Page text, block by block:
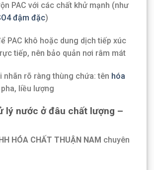
PAC với các chất khử mạnh (như
đậm đặc)
PAC khô hoặc dung dịch tiếp xúc
tiếp, nên bảo quản nơi râm mát
nhãn rõ ràng thùng chứa: tên hóa
liều lượng
lý nước ở đâu chất lượng –
HÓA CHẤT THUẬN NAM chuyên